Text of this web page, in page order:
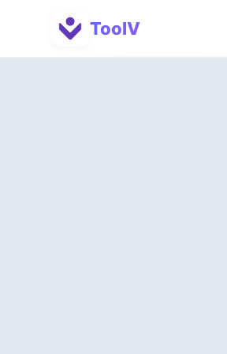
ToolV